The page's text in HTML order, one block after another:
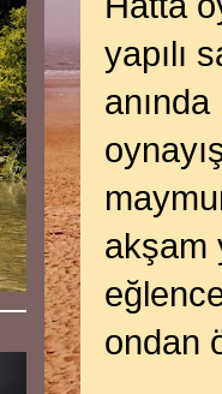
yapılı
akşam
ondan